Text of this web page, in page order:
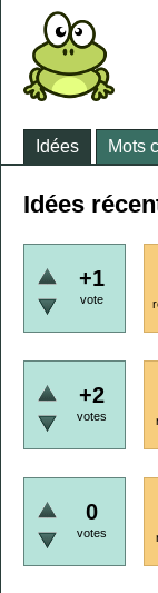
Idées Mots
Idées
+1
vote
+2
votes
0
votes